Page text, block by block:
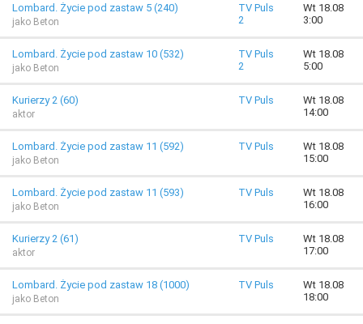
Lombard. Życie pod zastaw 5 (240)
jako Beton
TV Puls
2
Wt 18.08
3:00
Lombard. Życie pod zastaw 10 (532)
jako Beton
TV Puls
2
Wt 18.08
5:00
Kurierzy 2 (60)
aktor
TV Puls
Wt 18.08
14:00
Lombard. Życie pod zastaw 11 (592)
jako Beton
TV Puls
Wt 18.08
15:00
Lombard. Życie pod zastaw 11 (593)
jako Beton
TV Puls
Wt 18.08
16:00
Kurierzy 2 (61)
aktor
TV Puls
Wt 18.08
17:00
Lombard. Życie pod zastaw 18 (1000)
jako Beton
TV Puls
Wt 18.08
18:00